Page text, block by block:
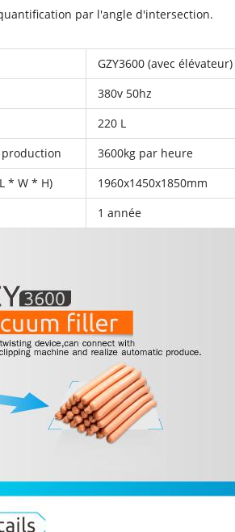
par l'angle d'intersection.
GZY3600 (avec élévateur)
380v 50hz
220 L
3600kg par heure
* W * H)
1960x1450x1850mm
1 année